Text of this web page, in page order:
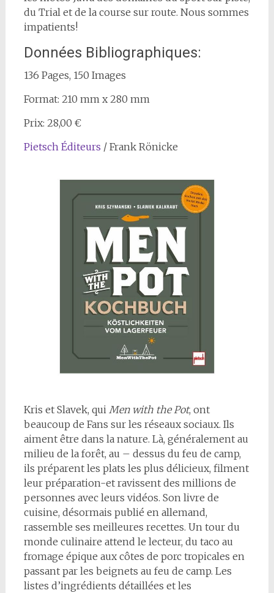
du Trial et de la course sur route. Nous sommes
impatients!
Données Bibliographiques:
136 Pages, 150 Images
Format: 210 mm x 280 mm
Prix: 28,00 €
Pietsch Éditeurs / Frank Rönicke
Kris et Slavek, qui Men with the Pot, ont
beaucoup de Fans sur les réseaux sociaux. Ils
aiment être dans la nature. Là, généralement au
milieu de la forêt, au – dessus du feu de camp,
ils préparent les plats les plus délicieux, filment
leur préparation-et ravissent des millions de
personnes avec leurs vidéos. Son livre de
cuisine, désormais publié en allemand,
rassemble ses meilleures recettes. Un tour du
monde culinaire attend le lecteur, du taco au
fromage épique aux côtes de porc tropicales en
passant par les beignets au feu de camp. Les
listes d’ingrédients détaillées et les